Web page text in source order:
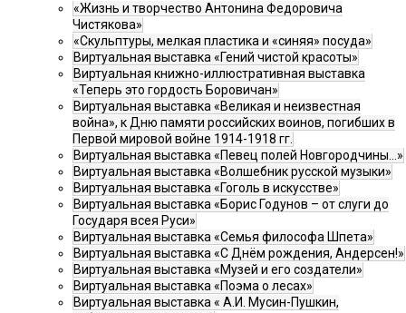
«Жизнь и творчество Антонина Федоровича
Чистякова»
«Скульптуры, мелкая пластика и «синяя» посуда»
Виртуальная выставка «Гений чистой красоты»
Виртуальная книжно-иллюстративная выставка
«Теперь это гордость Боровичан»
Виртуальная выставка «Великая и неизвестная
война», к Дню памяти российских воинов, погибших в
Первой мировой войне 1914-1918 гг.
Виртуальная выставка «Певец полей Новгородчины…»
Виртуальная выставка «Волшебник русской музыки»
Виртуальная выставка «Гоголь в искусстве»
Виртуальная выставка «Борис Годунов – от слуги до
Государя всея Руси»
Виртуальная выставка «Семья философа Шпета»
Виртуальная выставка «С Днём рождения, Андерсен!»
Виртуальная выставка «Музей и его создатели»
Виртуальная выставка «Поэма о лесах»
Виртуальная выставка « А.И. Мусин-Пушкин,